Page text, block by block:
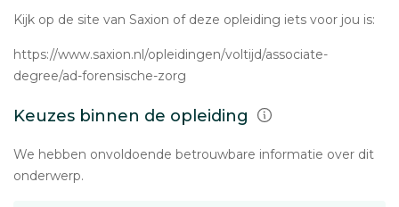
Kijk op de site van Saxion of deze opleiding iets voor jou is:
https://www.saxion.nl/opleidingen/voltijd/associate-
degree/ad-forensische-zorg
Keuzes binnen de opleiding
We hebben onvoldoende betrouwbare informatie over dit
onderwerp.